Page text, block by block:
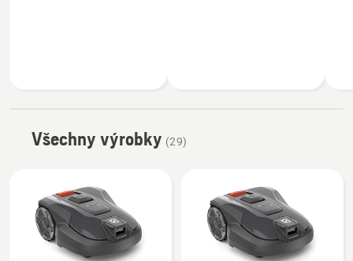
Všechny výrobky (29)